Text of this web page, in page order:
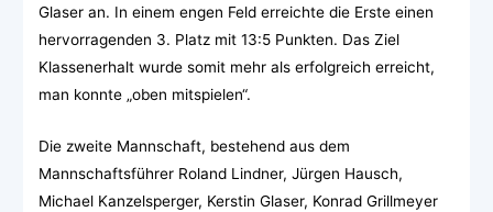
Glaser an. In einem engen Feld erreichte die Erste einen
hervorragenden 3. Platz mit 13:5 Punkten. Das Ziel
Klassenerhalt wurde somit mehr als erfolgreich erreicht,
man konnte „oben mitspielen“.
Die zweite Mannschaft, bestehend aus dem
Mannschaftsführer Roland Lindner, Jürgen Hausch,
Michael Kanzelsperger, Kerstin Glaser, Konrad Grillmeyer